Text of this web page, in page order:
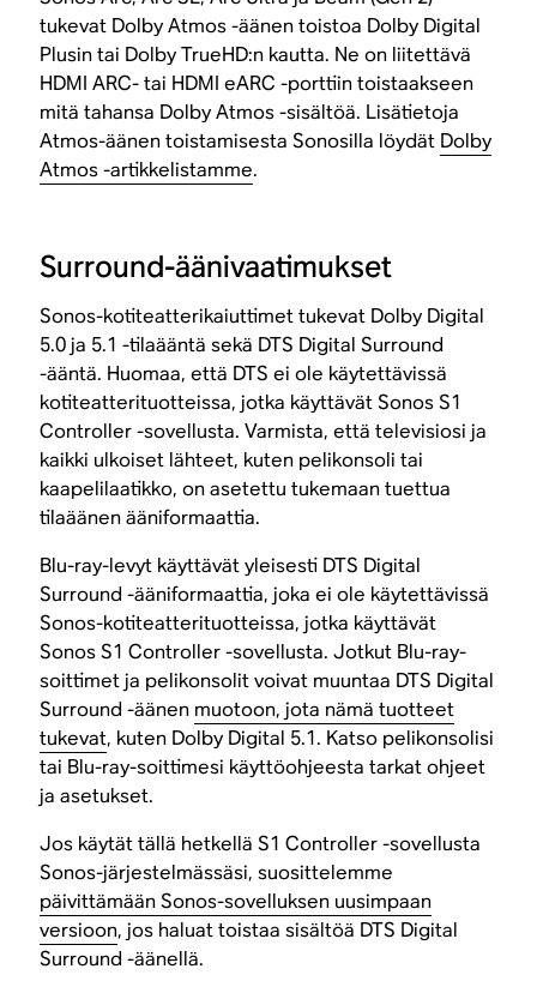
tukevat Dolby Atmos -äänen toistoa Dolby Digital
Plusin tai Dolby TrueHD:n kautta. Ne on liitettävä
HDMI ARC- tai HDMI eARC -porttiin toistaakseen
mitä tahansa Dolby Atmos -sisältöä. Lisätietoja
Atmos-äänen toistamisesta Sonosilla löydät Dolby
Atmos -artikkelistamme.
Surround-äänivaatimukset
Sonos-kotiteatterikaiuttimet tukevat Dolby Digital
5.0 ja 5.1 -tilaääntä sekä DTS Digital Surround
-ääntä. Huomaa, että DTS ei ole käytettävissä
kotiteatterituotteissa, jotka käyttävät Sonos S1
Controller -sovellusta. Varmista, että televisiosi ja
kaikki ulkoiset lähteet, kuten pelikonsoli tai
kaapelilaatikko, on asetettu tukemaan tuettua
tilaäänen ääniformaattia.
Blu-ray-levyt käyttävät yleisesti DTS Digital
Surround -ääniformaattia, joka ei ole käytettävissä
Sonos-kotiteatterituotteissa, jotka käyttävät
Sonos S1 Controller -sovellusta. Jotkut Blu-ray-
soittimet ja pelikonsolit voivat muuntaa DTS Digital
Surround -äänen muotoon, jota nämä tuotteet
tukevat, kuten Dolby Digital 5.1. Katso pelikonsolisi
tai Blu-ray-soittimesi käyttöohjeesta tarkat ohjeet
ja asetukset.
Jos käytät tällä hetkellä S1 Controller -sovellusta
Sonos-järjestelmässäsi, suosittelemme
päivittämään Sonos-sovelluksen uusimpaan
versioon, jos haluat toistaa sisältöä DTS Digital
Surround -äänellä.